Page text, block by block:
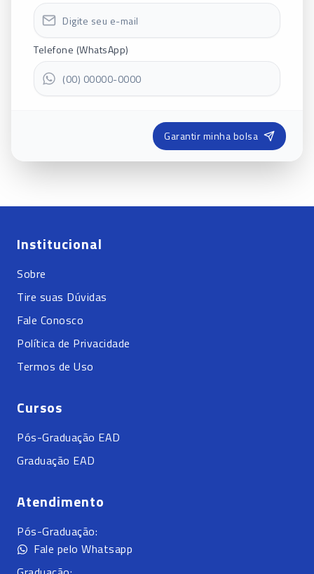
Telefone (WhatsApp)
Garantir minha bolsa
Institucional
Sobre
Tire suas Dúvidas
Fale Conosco
Política de Privacidade
Termos de Uso
Cursos
Pós-Graduação EAD
Graduação EAD
Atendimento
Pós-Graduação:
Fale pelo Whatsapp